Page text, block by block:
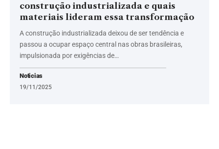
construção industrializada e quais
materiais lideram essa transformação
A construção industrializada deixou de ser tendência e
passou a ocupar espaço central nas obras brasileiras,
impulsionada por exigências de…
Noticias
19/11/2025